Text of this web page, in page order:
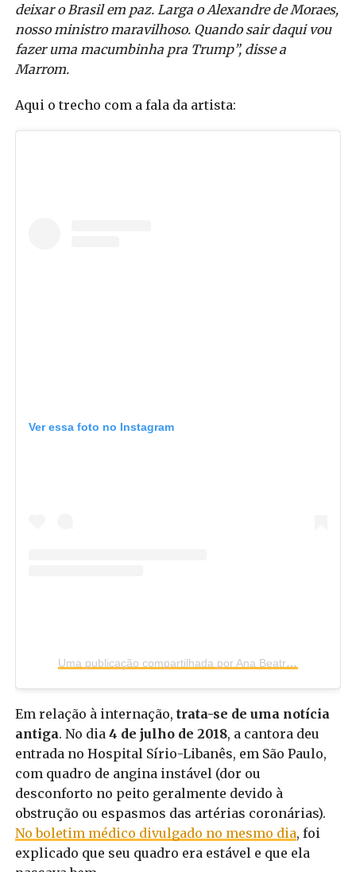
deixar o Brasil em paz. Larga o Alexandre de Moraes,
nosso ministro maravilhoso. Quando sair daqui vou
fazer uma macumbinha pra Trump”, disse a
Marrom.
Aqui o trecho com a fala da artista:
Ver essa foto no Instagram
Uma publicação compartilhada por Ana Beatriz Intérprete de Libras (@anabeatrizlibras)
Em relação à internação, trata-se de uma notícia
antiga. No dia 4 de julho de 2018, a cantora deu
entrada no Hospital Sírio-Libanês, em São Paulo,
com quadro de angina instável (dor ou
desconforto no peito geralmente devido à
obstrução ou espasmos das artérias coronárias).
No boletim médico divulgado no mesmo dia, foi
explicado que seu quadro era estável e que ela